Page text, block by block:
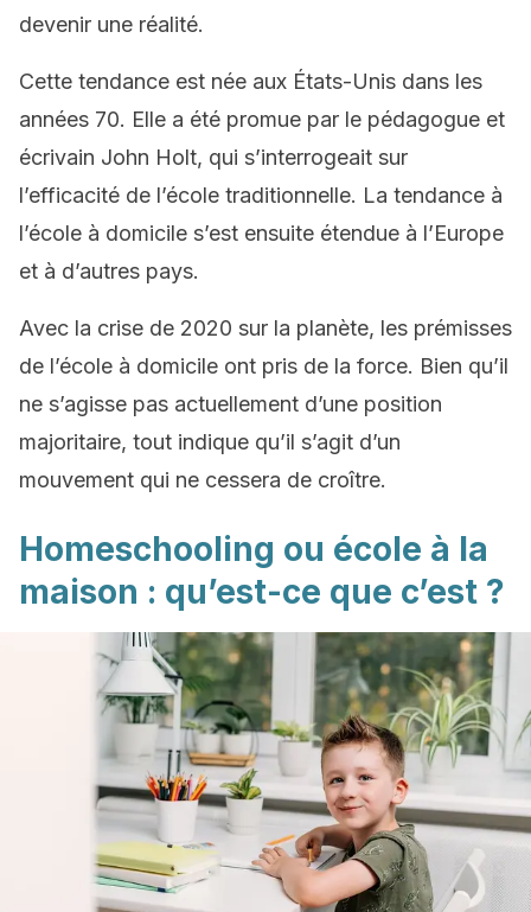
devenir une réalité.
Cette tendance est née aux États-Unis dans les
années 70. Elle a été promue par le pédagogue et
écrivain John Holt, qui s’interrogeait sur
l’efficacité de l’école traditionnelle. La tendance à
l’école à domicile s’est ensuite étendue à l’Europe
et à d’autres pays.
Avec la crise de 2020 sur la planète, les prémisses
de l’école à domicile ont pris de la force. Bien qu’il
ne s’agisse pas actuellement d’une position
majoritaire, tout indique qu’il s’agit d’un
mouvement qui ne cessera de croître.
Homeschooling ou école à la
maison : qu’est-ce que c’est ?